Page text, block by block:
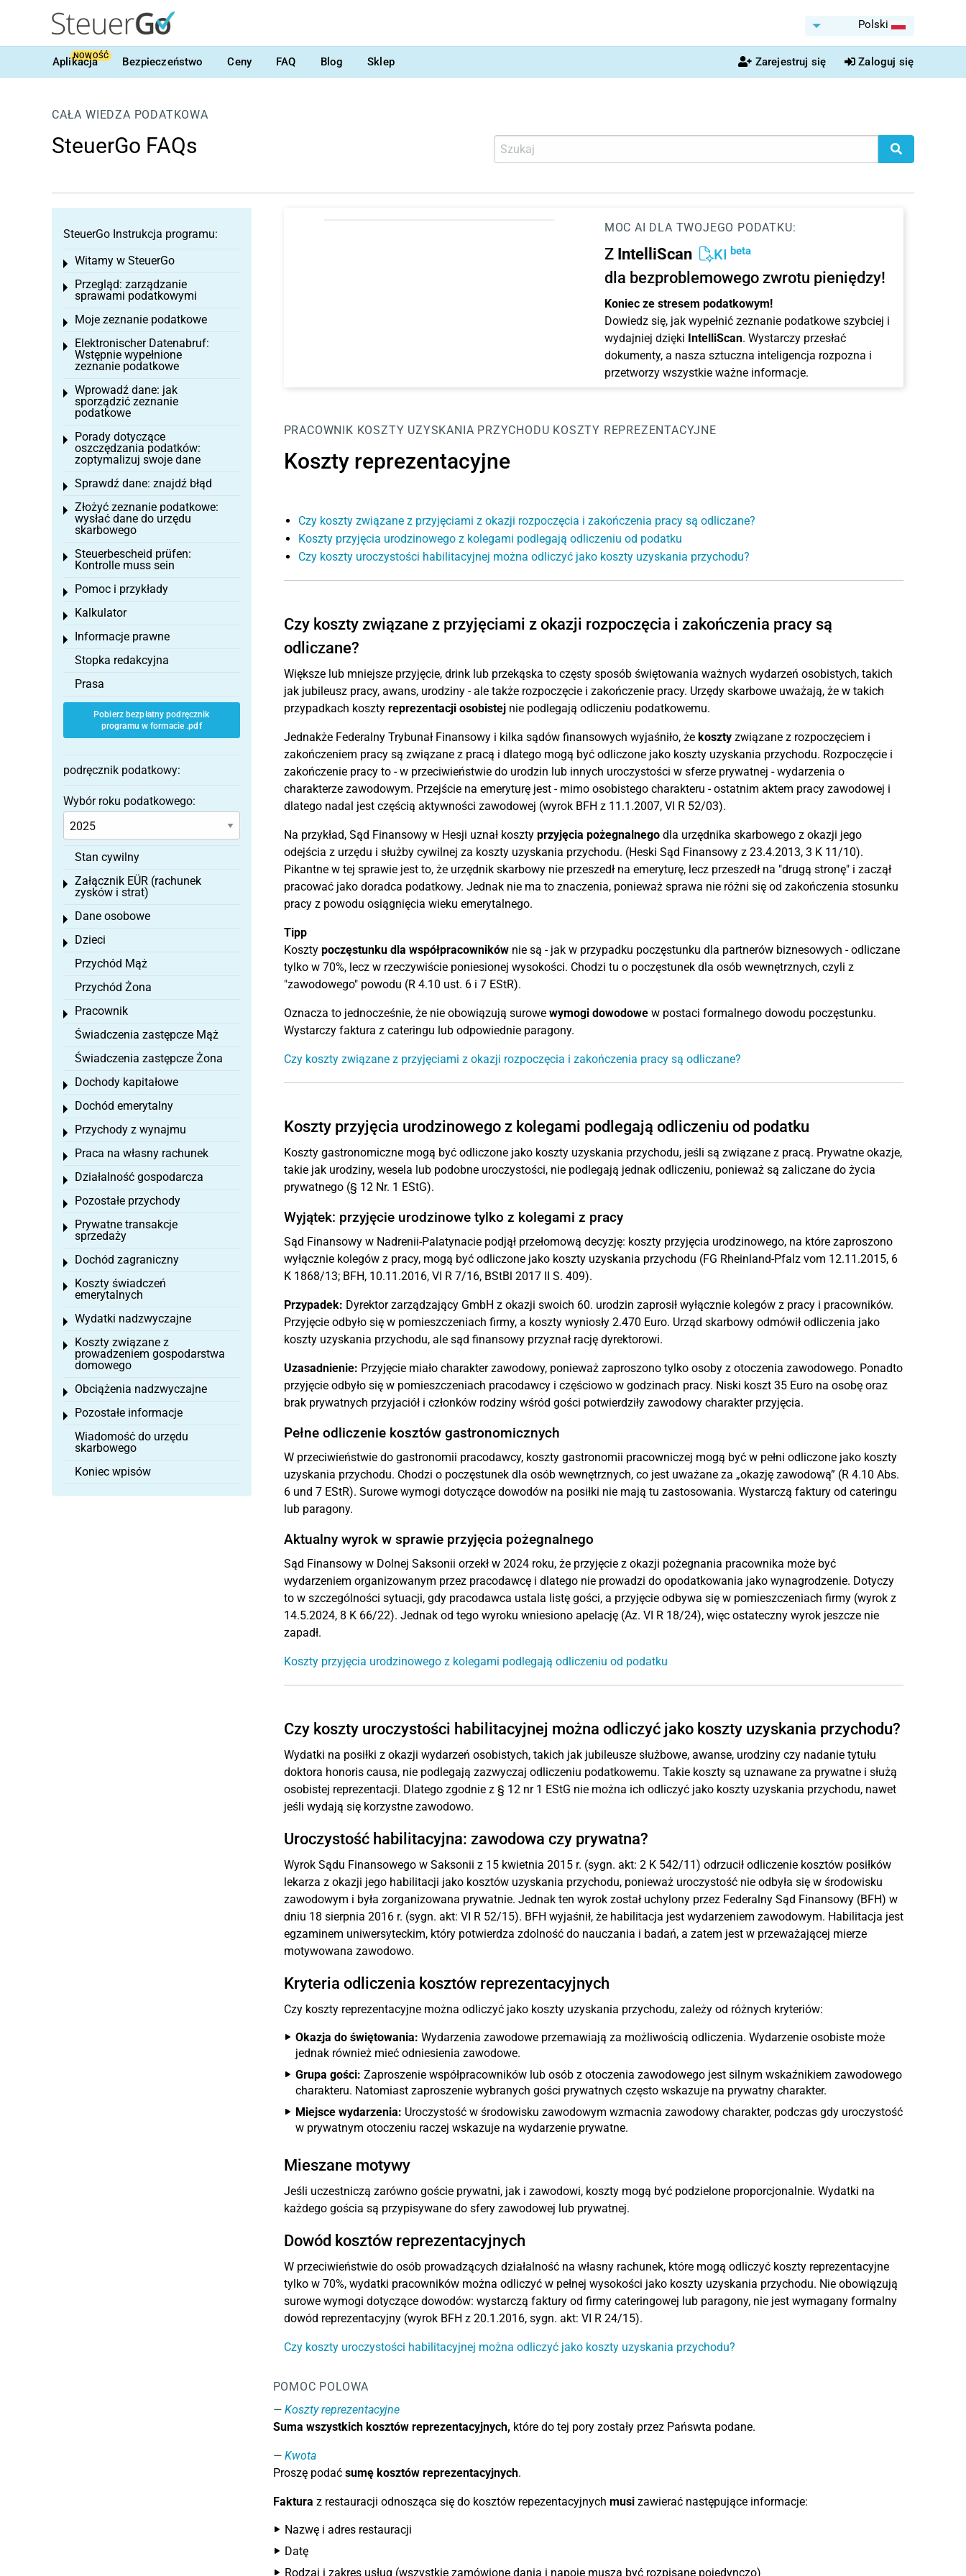
Polski
Aplikacja
NOWOŚĆ Bezpieczeństwo Ceny FAQ Blog Sklep Zarejestruj się Zaloguj się
CAŁA WIEDZA PODATKOWA
SteuerGo FAQs
MOC AI DLA TWOJEGO PODATKU:
Z IntelliScan KI beta
dla bezproblemowego zwrotu pieniędzy!
Koniec ze stresem podatkowym!
Dowiedz się, jak wypełnić zeznanie podatkowe szybciej i
wydajniej dzięki IntelliScan. Wystarczy przesłać
dokumenty, a nasza sztuczna inteligencja rozpozna i
przetworzy wszystkie ważne informacje.
PRACOWNIK KOSZTY UZYSKANIA PRZYCHODU KOSZTY REPREZENTACYJNE
Koszty reprezentacyjne
Czy koszty związane z przyjęciami z okazji rozpoczęcia i zakończenia pracy są odliczane?
Koszty przyjęcia urodzinowego z kolegami podlegają odliczeniu od podatku
Czy koszty uroczystości habilitacyjnej można odliczyć jako koszty uzyskania przychodu?
Czy koszty związane z przyjęciami z okazji rozpoczęcia i zakończenia pracy są
odliczane?
Większe lub mniejsze przyjęcie, drink lub przekąska to częsty sposób świętowania ważnych wydarzeń osobistych, takich
jak jubileusz pracy, awans, urodziny - ale także rozpoczęcie i zakończenie pracy. Urzędy skarbowe uważają, że w takich
przypadkach koszty reprezentacji osobistejnie podlegają odliczeniu podatkowemu.
Jednakże Federalny Trybunał Finansowy i kilka sądów finansowych wyjaśniło, że kosztyzwiązane z rozpoczęciem i
zakończeniem pracy są związane z pracą i dlatego mogą być odliczone jako koszty uzyskania przychodu. Rozpoczęcie i
zakończenie pracy to - w przeciwieństwie do urodzin lub innych uroczystości w sferze prywatnej - wydarzenia o
charakterze zawodowym. Przejście na emeryturę jest - mimo osobistego charakteru - ostatnim aktem pracy zawodowej i
dlatego nadal jest częścią aktywności zawodowej (wyrok BFH z 11.1.2007, VI R 52/03).
Na przykład, Sąd Finansowy w Hesji uznał koszty przyjęcia pożegnalnegodla urzędnika skarbowego z okazji jego
odejścia z urzędu i służby cywilnej za koszty uzyskania przychodu. (Heski Sąd Finansowy z 23.4.2013, 3 K 11/10).
Pikantne w tej sprawie jest to, że urzędnik skarbowy nie przeszedł na emeryturę, lecz przeszedł na "drugą stronę" i zaczął
pracować jako doradca podatkowy. Jednak nie ma to znaczenia, ponieważ sprawa nie różni się od zakończenia stosunku
pracy z powodu osiągnięcia wieku emerytalnego.
Tipp
Koszty poczęstunku dla współpracownikównie są - jak w przypadku poczęstunku dla partnerów biznesowych - odliczane
tylko w 70%, lecz w rzeczywiście poniesionej wysokości. Chodzi tu o poczęstunek dla osób wewnętrznych, czyli z
"zawodowego" powodu (R 4.10 ust. 6 i 7 EStR).
Oznacza to jednocześnie, że nie obowiązują surowe wymogi dowodowew postaci formalnego dowodu poczęstunku.
Wystarczy faktura z cateringu lub odpowiednie paragony.
Czy koszty związane z przyjęciami z okazji rozpoczęcia i zakończenia pracy są odliczane?
Koszty przyjęcia urodzinowego z kolegami podlegają odliczeniu od podatku
Koszty gastronomiczne mogą być odliczone jako koszty uzyskania przychodu, jeśli są związane z pracą. Prywatne okazje,
takie jak urodziny, wesela lub podobne uroczystości, nie podlegają jednak odliczeniu, ponieważ są zaliczane do życia
prywatnego (§ 12 Nr. 1 EStG).
Wyjątek: przyjęcie urodzinowe tylko z kolegami z pracy
Sąd Finansowy w Nadrenii-Palatynacie podjął przełomową decyzję: koszty przyjęcia urodzinowego, na które zaproszono
wyłącznie kolegów z pracy, mogą być odliczone jako koszty uzyskania przychodu (FG Rheinland-Pfalz vom 12.11.2015, 6
K 1868/13; BFH, 10.11.2016, VI R 7/16, BStBl 2017 II S. 409).
Przypadek: Dyrektor zarządzający GmbH z okazji swoich 60. urodzin zaprosił wyłącznie kolegów z pracy i pracowników.
Przyjęcie odbyło się w pomieszczeniach firmy, a koszty wyniosły 2.470 Euro. Urząd skarbowy odmówił odliczenia jako
koszty uzyskania przychodu, ale sąd finansowy przyznał rację dyrektorowi.
Uzasadnienie: Przyjęcie miało charakter zawodowy, ponieważ zaproszono tylko osoby z otoczenia zawodowego. Ponadto
przyjęcie odbyło się w pomieszczeniach pracodawcy i częściowo w godzinach pracy. Niski koszt 35 Euro na osobę oraz
brak prywatnych przyjaciół i członków rodziny wśród gości potwierdziły zawodowy charakter przyjęcia.
Pełne odliczenie kosztów gastronomicznych
W przeciwieństwie do gastronomii pracodawcy, koszty gastronomii pracowniczej mogą być w pełni odliczone jako koszty
uzyskania przychodu. Chodzi o poczęstunek dla osób wewnętrznych, co jest uważane za „okazję zawodową” (R 4.10 Abs.
6 und 7 EStR). Surowe wymogi dotyczące dowodów na posiłki nie mają tu zastosowania. Wystarczą faktury od cateringu
lub paragony.
Aktualny wyrok w sprawie przyjęcia pożegnalnego
Sąd Finansowy w Dolnej Saksonii orzekł w 2024 roku, że przyjęcie z okazji pożegnania pracownika może być
wydarzeniem organizowanym przez pracodawcę i dlatego nie prowadzi do opodatkowania jako wynagrodzenie. Dotyczy
to w szczególności sytuacji, gdy pracodawca ustala listę gości, a przyjęcie odbywa się w pomieszczeniach firmy (wyrok z
14.5.2024, 8 K 66/22). Jednak od tego wyroku wniesiono apelację (Az. VI R 18/24), więc ostateczny wyrok jeszcze nie
zapadł.
Koszty przyjęcia urodzinowego z kolegami podlegają odliczeniu od podatku
Czy koszty uroczystości habilitacyjnej można odliczyć jako koszty uzyskania przychodu?
Wydatki na posiłki z okazji wydarzeń osobistych, takich jak jubileusze służbowe, awanse, urodziny czy nadanie tytułu
doktora honoris causa, nie podlegają zazwyczaj odliczeniu podatkowemu. Takie koszty są uznawane za prywatne i służą
osobistej reprezentacji. Dlatego zgodnie z § 12 nr 1 EStG nie można ich odliczyć jako koszty uzyskania przychodu, nawet
jeśli wydają się korzystne zawodowo.
Uroczystość habilitacyjna: zawodowa czy prywatna?
Wyrok Sądu Finansowego w Saksonii z 15 kwietnia 2015 r. (sygn. akt: 2 K 542/11) odrzucił odliczenie kosztów posiłków
lekarza z okazji jego habilitacji jako kosztów uzyskania przychodu, ponieważ uroczystość nie odbyła się w środowisku
zawodowym i była zorganizowana prywatnie. Jednak ten wyrok został uchylony przez Federalny Sąd Finansowy (BFH) w
dniu 18 sierpnia 2016 r. (sygn. akt: VI R 52/15). BFH wyjaśnił, że habilitacja jest wydarzeniem zawodowym. Habilitacja jest
egzaminem uniwersyteckim, który potwierdza zdolność do nauczania i badań, a zatem jest w przeważającej mierze
motywowana zawodowo.
Kryteria odliczenia kosztów reprezentacyjnych
Czy koszty reprezentacyjne można odliczyć jako koszty uzyskania przychodu, zależy od różnych kryteriów:
Okazja do świętowania: Wydarzenia zawodowe przemawiają za możliwością odliczenia. Wydarzenie osobiste może
jednak również mieć odniesienia zawodowe.
Grupa gości: Zaproszenie współpracowników lub osób z otoczenia zawodowego jest silnym wskaźnikiem zawodowego
charakteru. Natomiast zaproszenie wybranych gości prywatnych często wskazuje na prywatny charakter.
Miejsce wydarzenia: Uroczystość w środowisku zawodowym wzmacnia zawodowy charakter, podczas gdy uroczystość
w prywatnym otoczeniu raczej wskazuje na wydarzenie prywatne.
Mieszane motywy
Jeśli uczestniczą zarówno goście prywatni, jak i zawodowi, koszty mogą być podzielone proporcjonalnie. Wydatki na
każdego gościa są przypisywane do sfery zawodowej lub prywatnej.
Dowód kosztów reprezentacyjnych
W przeciwieństwie do osób prowadzących działalność na własny rachunek, które mogą odliczyć koszty reprezentacyjne
tylko w 70%, wydatki pracowników można odliczyć w pełnej wysokości jako koszty uzyskania przychodu. Nie obowiązują
surowe wymogi dotyczące dowodów: wystarczą faktury od firmy cateringowej lub paragony, nie jest wymagany formalny
dowód reprezentacyjny (wyrok BFH z 20.1.2016, sygn. akt: VI R 24/15).
Czy koszty uroczystości habilitacyjnej można odliczyć jako koszty uzyskania przychodu?
POMOC POLOWA
Koszty reprezentacyjne
Suma wszystkich kosztów reprezentacyjnych, które do tej pory zostały przez Pańswta podane.
Kwota
Proszę podać sumę kosztów reprezentacyjnych.
Faktura z restauracji odnosząca się do kosztów repezentacyjnych musizawierać następujące informacje:
Nazwę i adres restauracji
Datę
Rodzaj i zakres usług (wszystkie zamówione dania i napoje muszą być rozpisane pojedynczo)
SteuerGo Instrukcja programu:
Witamy w SteuerGo
Toggle menu
Przegląd: zarządzanie
sprawami podatkowymi
Toggle menu
Moje zeznanie podatkowe
Toggle menu
Elektronischer Datenabruf:
Wstępnie wypełnione
zeznanie podatkowe
Toggle menu
Wprowadź dane: jak
sporządzić zeznanie
podatkowe
Toggle menu
Porady dotyczące
oszczędzania podatków:
zoptymalizuj swoje dane
Toggle menu
Sprawdź dane: znajdź błąd
Toggle menu
Złożyć zeznanie podatkowe:
wysłać dane do urzędu
skarbowego
Toggle menu
Steuerbescheid prüfen:
Kontrolle muss sein
Toggle menu
Pomoc i przykłady
Toggle menu
Kalkulator
Toggle menu
Informacje prawne
Toggle menu
Stopka redakcyjna
Prasa
Pobierz bezpłatny podręcznik
programu w formacie .pdf
podręcznik podatkowy:
Wybór roku podatkowego:
Stan cywilny
Załącznik EÜR (rachunek
zysków i strat)
Toggle menu
Dane osobowe
Toggle menu
Dzieci
Toggle menu
Przychód Mąż
Przychód Żona
Pracownik
Toggle menu
Świadczenia zastępcze Mąż
Świadczenia zastępcze Żona
Dochody kapitałowe
Toggle menu
Dochód emerytalny
Toggle menu
Przychody z wynajmu
Toggle menu
Praca na własny rachunek
Toggle menu
Działalność gospodarcza
Toggle menu
Pozostałe przychody
Toggle menu
Prywatne transakcje
sprzedaży
Toggle menu
Dochód zagraniczny
Toggle menu
Koszty świadczeń
emerytalnych
Toggle menu
Wydatki nadzwyczajne
Toggle menu
Koszty związane z
prowadzeniem gospodarstwa
domowego
Toggle menu
Obciążenia nadzwyczajne
Toggle menu
Pozostałe informacje
Toggle menu
Wiadomość do urzędu
skarbowego
Koniec wpisów